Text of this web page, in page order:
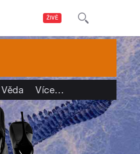
ŽIVĚ
Věda Více…